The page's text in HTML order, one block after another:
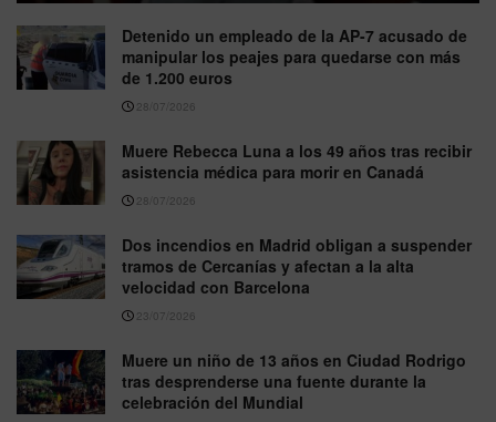
Detenido un empleado de la AP-7 acusado de
manipular los peajes para quedarse con más
de 1.200 euros
28/07/2026
Muere Rebecca Luna a los 49 años tras recibir
asistencia médica para morir en Canadá
28/07/2026
Dos incendios en Madrid obligan a suspender
tramos de Cercanías y afectan a la alta
velocidad con Barcelona
23/07/2026
Muere un niño de 13 años en Ciudad Rodrigo
tras desprenderse una fuente durante la
celebración del Mundial